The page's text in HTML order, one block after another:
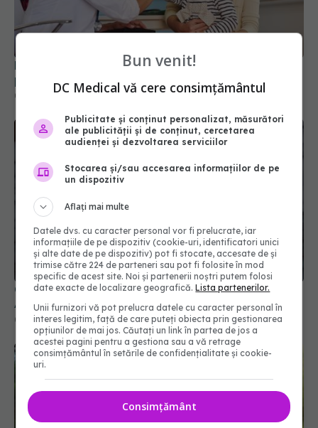
Diagnosticele de autism la fete au crescut după
pandemia de COVID-19
08 aug 2026, 15:00
Colebil și Panzcebil, blocate temporar în farmacii.
ANMDMR explică de ce a luat măsura
06 aug 2026, 16:37
Bun venit!
DC Medical vă cere consimțământul
Publicitate și conținut personalizat, măsurători
ale publicității și de conținut, cercetarea
audienței și dezvoltarea serviciilor
Stocarea și/sau accesarea informațiilor de pe
un dispozitiv
Aflați mai multe
Datele dvs. cu caracter personal vor fi prelucrate, iar
informațiile de pe dispozitiv (cookie-uri, identificatori unici
și alte date de pe dispozitiv) pot fi stocate, accesate de și
trimise către 224 de parteneri sau pot fi folosite în mod
specific de acest site. Noi și partenerii noștri putem folosi
date exacte de localizare geografică.Lista partenerilor.
Unii furnizori vă pot prelucra datele cu caracter personal în
interes legitim, față de care puteți obiecta prin gestionarea
opțiunilor de mai jos. Căutați un link în partea de jos a
acestei pagini pentru a gestiona sau a vă retrage
consimțământul în setările de confidențialitate și cookie-
uri.
Consimțământ